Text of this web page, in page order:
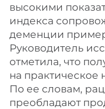
высокими
индекса
деменции
Руководитель
отметила, что
на практическое
По ее словам,
преобладают